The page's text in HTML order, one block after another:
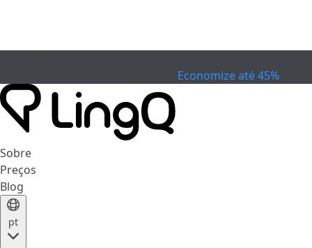
Economize até 45%
Sobre
Preços
Blog
pt